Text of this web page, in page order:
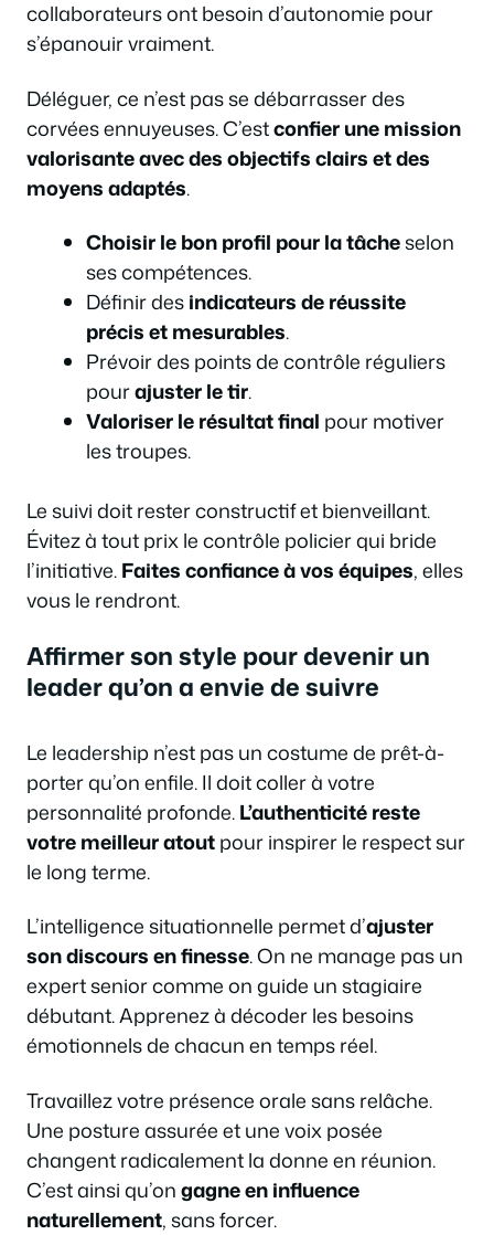
collaborateurs ont besoin d’autonomie pour
s’épanouir vraiment.
Déléguer, ce n’est pas se débarrasser des
corvées ennuyeuses. C’estconfier une mission
valorisante avec des objectifs clairs et des
moyens adaptés.
Choisir le bon profil pour la tâcheselon
ses compétences.
Définir desindicateurs de réussite
précis et mesurables.
Prévoir des points de contrôle réguliers
pourajuster le tir.
Valoriser le résultat final pour motiver
les troupes.
Le suivi doit rester constructif et bienveillant.
Évitez à tout prix le contrôle policier qui bride
l’initiative.Faites confiance à vos équipes, elles
vous le rendront.
Affirmer son style pour devenir un
leader qu’on a envie de suivre
Le leadership n’est pas un costume de prêt-à-
porter qu’on enfile. Il doit coller à votre
personnalité profonde.L’authenticité reste
votre meilleur atoutpour inspirer le respect sur
le long terme.
L’intelligence situationnelle permet d’ajuster
son discours en finesse. On ne manage pas un
expert senior comme on guide un stagiaire
débutant. Apprenez à décoder les besoins
émotionnels de chacun en temps réel.
Travaillez votre présence orale sans relâche.
Une posture assurée et une voix posée
changent radicalement la donne en réunion.
C’est ainsi qu’ongagne en influence
naturellement, sans forcer.